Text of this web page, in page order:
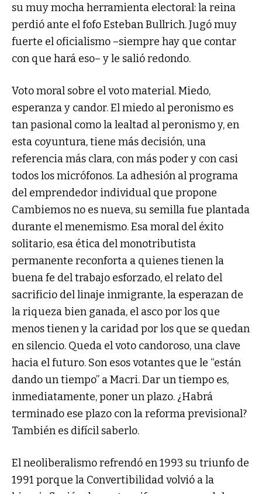
su muy mocha herramienta electoral: la reina
perdió ante el fofo Esteban Bullrich. Jugó muy
fuerte el oficialismo –siempre hay que contar
con que hará eso– y le salió redondo.
Voto moral sobre el voto material. Miedo,
esperanza y candor. El miedo al peronismo es
tan pasional como la lealtad al peronismo y, en
esta coyuntura, tiene más decisión, una
referencia más clara, con más poder y con casi
todos los micrófonos. La adhesión al programa
del emprendedor individual que propone
Cambiemos no es nueva, su semilla fue plantada
durante el menemismo. Esa moral del éxito
solitario, esa ética del monotributista
permanente reconforta a quienes tienen la
buena fe del trabajo esforzado, el relato del
sacrificio del linaje inmigrante, la esperazan de
la riqueza bien ganada, el asco por los que
menos tienen y la caridad por los que se quedan
en silencio. Queda el voto candoroso, una clave
hacia el futuro. Son esos votantes que le “están
dando un tiempo” a Macri. Dar un tiempo es,
inmediatamente, poner un plazo. ¿Habrá
terminado ese plazo con la reforma previsional?
También es difícil saberlo.
El neoliberalismo refrendó en 1993 su triunfo de
1991 porque la Convertibilidad volvió a la